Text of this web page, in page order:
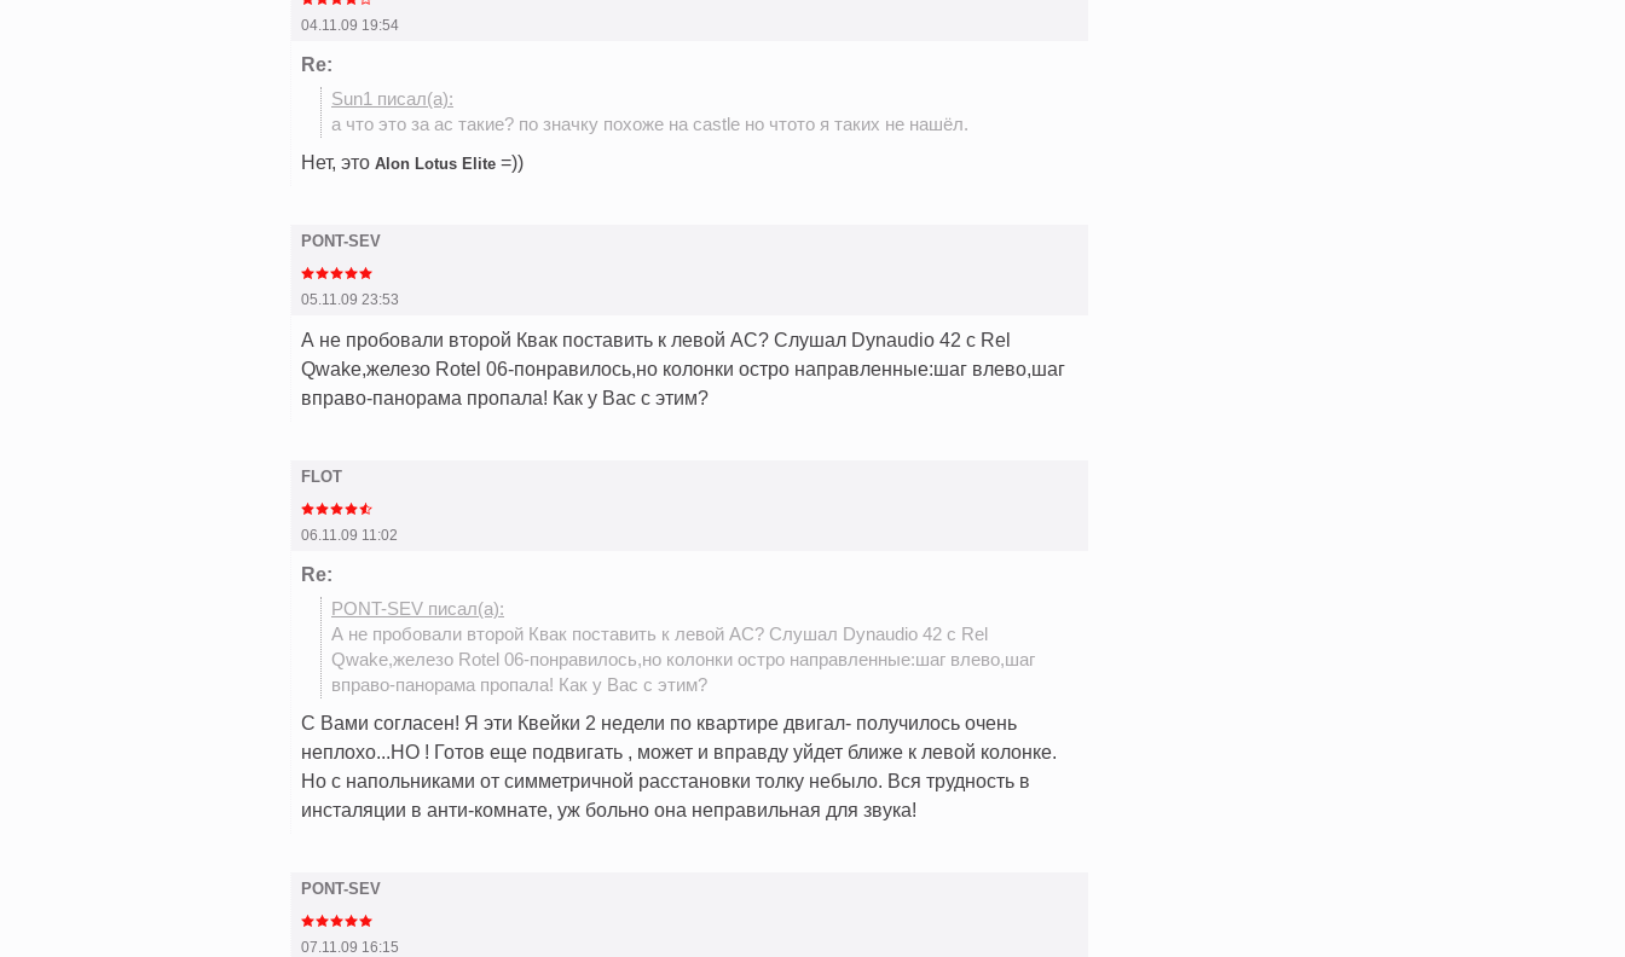
04.11.09 19:54
Re:
Sun1 писал(а):
а что это за ас такие? по значку похоже на castle но чтото я таких не нашёл.
Нет, это Alon Lotus Elite =))
PONT-SEV
05.11.09 23:53
А не пробовали второй Квак поставить к левой АС? Слушал Dynaudio 42 c Rel
Qwake,железо Rotel 06-понравилось,но колонки остро направленные:шаг влево,шаг
вправо-панорама пропала! Как у Вас с этим?
FLOT
06.11.09 11:02
Re:
PONT-SEV писал(а):
А не пробовали второй Квак поставить к левой АС? Слушал Dynaudio 42 c Rel
Qwake,железо Rotel 06-понравилось,но колонки остро направленные:шаг влево,шаг
вправо-панорама пропала! Как у Вас с этим?
C Вами согласен! Я эти Квейки 2 недели по квартире двигал- получилось очень
неплохо...НО ! Готов еще подвигать , может и вправду уйдет ближе к левой колонке.
Но с напольниками от симметричной расстановки толку небыло. Вся трудность в
инсталяции в анти-комнате, уж больно она неправильная для звука!
PONT-SEV
07.11.09 16:15